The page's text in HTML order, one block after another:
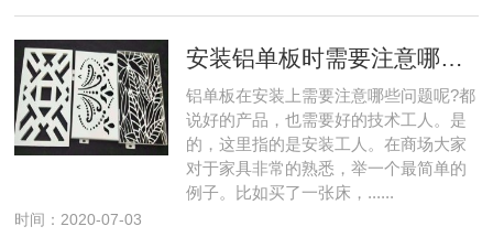
铝单板在安装上需要注意哪些问题呢?都
说好的产品，也需要好的技术工人。是
的，这里指的是安装工人。在商场大家
对于家具非常的熟悉，举一个最简单的
例子。比如买了一张床，......
时间：2020-07-03